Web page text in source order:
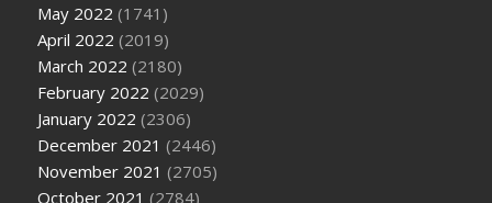
May 2022 (1741)
April 2022 (2019)
March 2022 (2180)
February 2022 (2029)
January 2022 (2306)
December 2021 (2446)
November 2021 (2705)
October 2021 (2784)